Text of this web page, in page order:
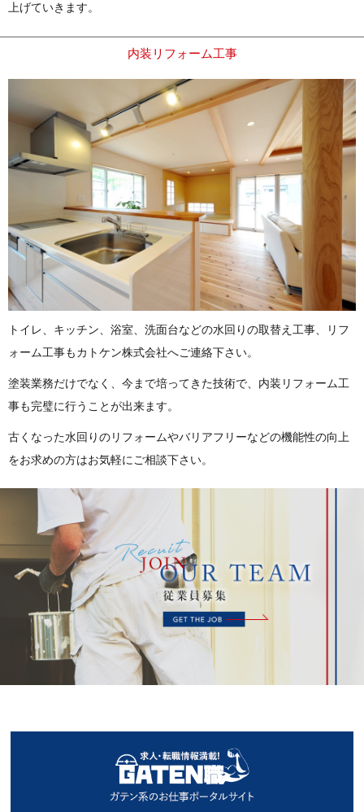
上げていきます。
内装リフォーム工事
トイレ、キッチン、浴室、洗面台などの水回りの取替え工事、リフ
ォーム工事もカトケン株式会社へご連絡下さい。
塗装業務だけでなく、今まで培ってきた技術で、内装リフォーム工
事も完璧に行うことが出来ます。
古くなった水回りのリフォームやバリアフリーなどの機能性の向上
をお求めの方はお気軽にご相談下さい。